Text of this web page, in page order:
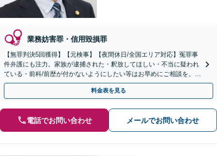
業務妨害罪・信用毀損罪
【無罪判決5回獲得】【元検事】【夜間休日/全国エリア対応】冤罪事
件弁護にも注力。家族が逮捕された・釈放してほしい・不当に疑われ
ている・前科/前歴が付かないようにしたい等はお早めにご相談を。迅
速に的確な対応に定評あり【分割払い可】
料金表を見る
電話でお問い合わせ メールでお問い合わせ